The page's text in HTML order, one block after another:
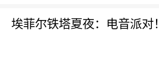
埃菲尔铁塔夏夜：电音派对！